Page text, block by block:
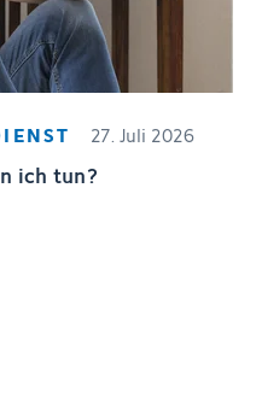
27. Juli 2026
ich tun?